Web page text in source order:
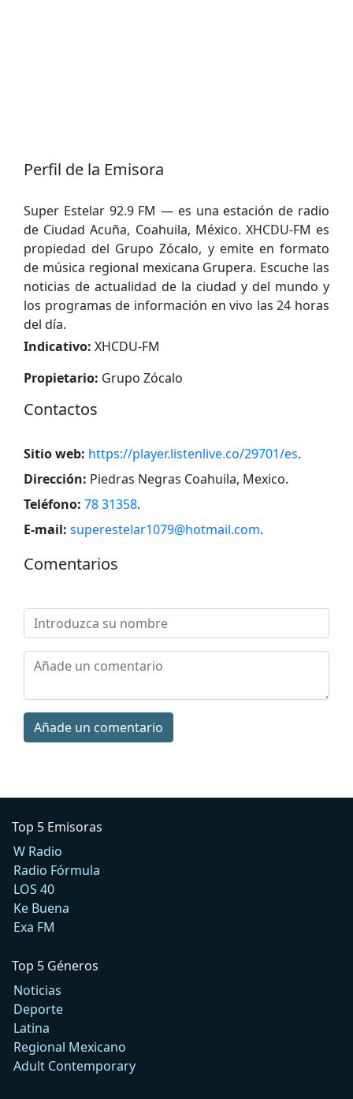
Perfil de la Emisora
Super Estelar 92.9 FM — es una estación de radio
de Ciudad Acuña, Coahuila, México. XHCDU-FM es
propiedad del Grupo Zócalo, y emite en formato
de música regional mexicana Grupera. Escuche las
noticias de actualidad de la ciudad y del mundo y
los programas de información en vivo las 24 horas
del día.
Indicativo: XHCDU-FM
Propietario: Grupo Zócalo
Contactos
Sitio web: https://player.listenlive.co/29701/es.
Dirección: Piedras Negras Coahuila, Mexico.
Teléfono: 78 31358.
E-mail: superestelar1079@hotmail.com.
Comentarios
Añade un comentario
Top 5 Emisoras
W Radio
Radio Fórmula
LOS 40
Ke Buena
Exa FM
Top 5 Géneros
Noticias
Deporte
Latina
Regional Mexicano
Adult Contemporary